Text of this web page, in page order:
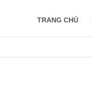
TRANG CHỦ